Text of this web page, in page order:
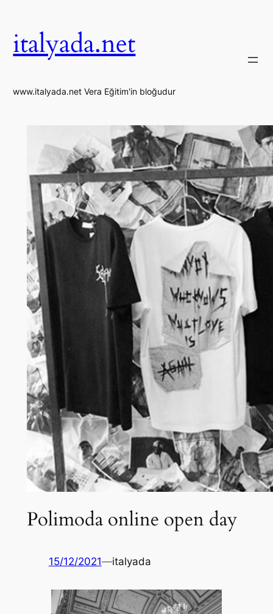
italyada.net
www.italyada.net Vera Eğitim'in bloğudur
Polimoda online open day
15/12/2021—italyada